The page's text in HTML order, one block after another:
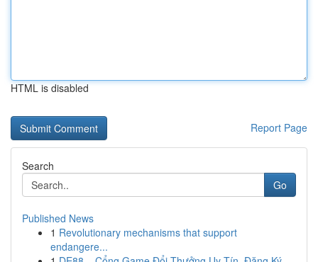
HTML is disabled
Report Page
Search
Go
Published News
1 Revolutionary mechanisms that support
endangere...